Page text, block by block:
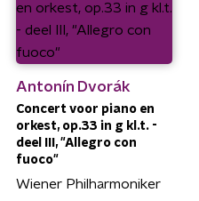
Antonín Dvorák
Concert voor piano en
orkest, op.33 in g kl.t. -
deel III, "Allegro con
fuoco"
Wiener Philharmoniker